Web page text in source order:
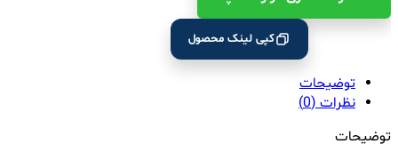
کپی لینک محصول
توضیحات
نظرات (0)
توضیحات